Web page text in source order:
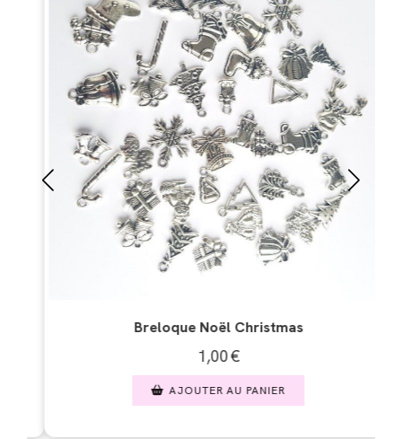
Breloque oiseaux
AJOUTER AU PANIER